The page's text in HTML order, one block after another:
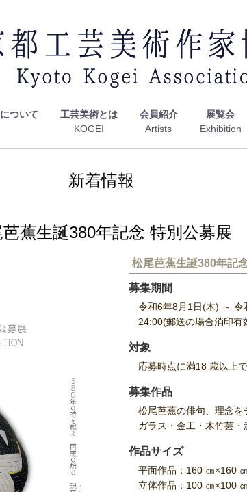
ついて 工芸美術とは 会員紹介 展覧会
新着情報
蕉生誕380年記念 特別公募展
松尾芭蕉生誕380年記
募集期間
令和6年8月1日(木) ～
24:00(郵送の場合消印有
対象
応募時点に満18 歳以上
募集作品
松尾芭蕉の俳句、理念を
ガラス・金工・木竹芸・
作品サイズ
平面作品：160 ㎝×160
立体作品：100 ㎝×100